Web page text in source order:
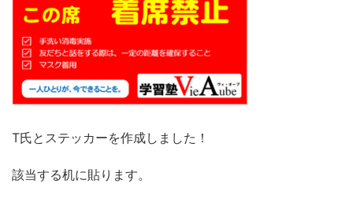
T氏とステッカーを作成しました！
該当する机に貼ります。